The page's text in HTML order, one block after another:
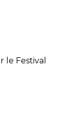
le Festival